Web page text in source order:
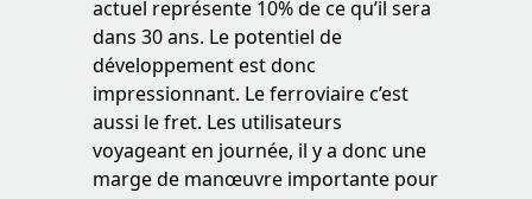
actuel représente 10% de ce qu’il sera
dans 30 ans. Le potentiel de
développement est donc
impressionnant. Le ferroviaire c’est
aussi le fret. Les utilisateurs
voyageant en journée, il y a donc une
marge de manœuvre importante pour